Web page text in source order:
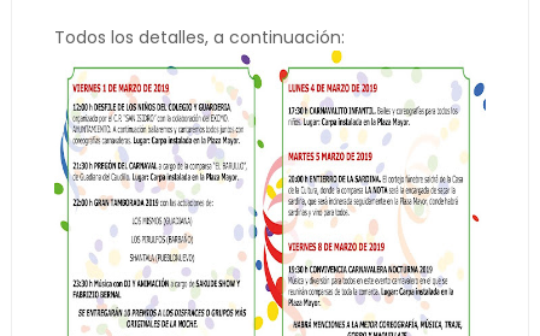
Todos los detalles, a continuación: